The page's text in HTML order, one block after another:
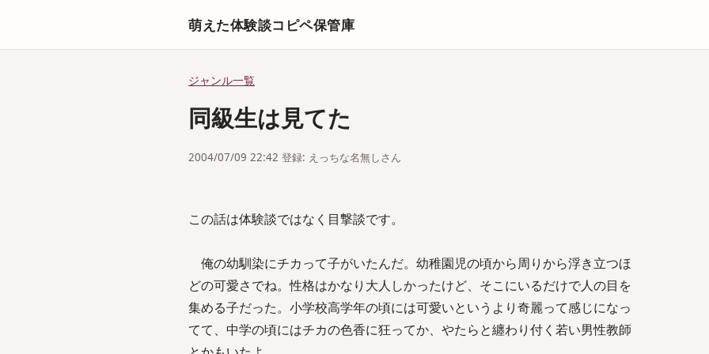
萌えた体験談コピペ保管庫
ジャンル一覧
同級生は見てた
2004/07/09 22:42 登録: えっちな名無しさん
この話は体験談ではなく目撃談です。
俺の幼馴染にチカって子がいたんだ。幼稚園児の頃から周りから浮き立つほ
どの可愛さでね。性格はかなり大人しかったけど、そこにいるだけで人の目を
集める子だった。小学校高学年の頃には可愛いというより奇麗って感じになっ
てて、中学の頃にはチカの色香に狂ってか、やたらと纏わり付く若い男性教師